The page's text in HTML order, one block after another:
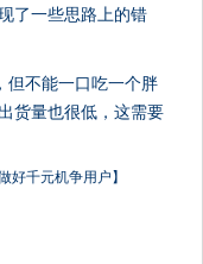
了一些思路上的错
但不能一口吃一个胖
货量也很低，这需要
好千元机争用户】